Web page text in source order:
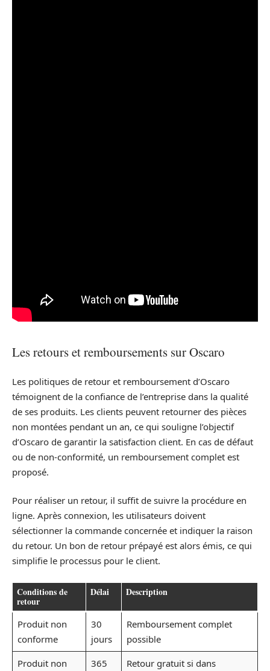
Les retours et remboursements sur Oscaro
Les politiques de retour et remboursement d’Oscaro
témoignent de la confiance de l’entreprise dans la qualité
de ses produits. Les clients peuvent retourner des pièces
non montées pendant un an, ce qui souligne l’objectif
d’Oscaro de garantir la satisfaction client. En cas de défaut
ou de non-conformité, un remboursement complet est
proposé.
Pour réaliser un retour, il suffit de suivre la procédure en
ligne. Après connexion, les utilisateurs doivent
sélectionner la commande concernée et indiquer la raison
du retour. Un bon de retour prépayé est alors émis, ce qui
simplifie le processus pour le client.
Conditions de
retour
Délai Description
Produit non
conforme
30
jours
Remboursement complet
possible
Produit non
365
Retour gratuit si dans